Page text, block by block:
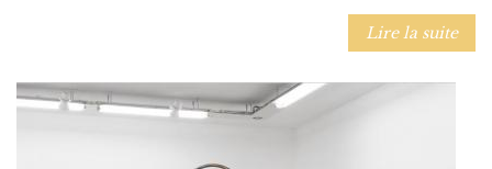
Lire la suite